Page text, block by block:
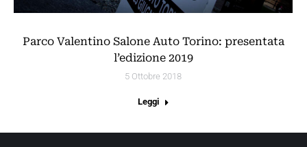
Parco Valentino Salone Auto Torino: presentata
l’edizione 2019
5 Ottobre 2018
Leggi